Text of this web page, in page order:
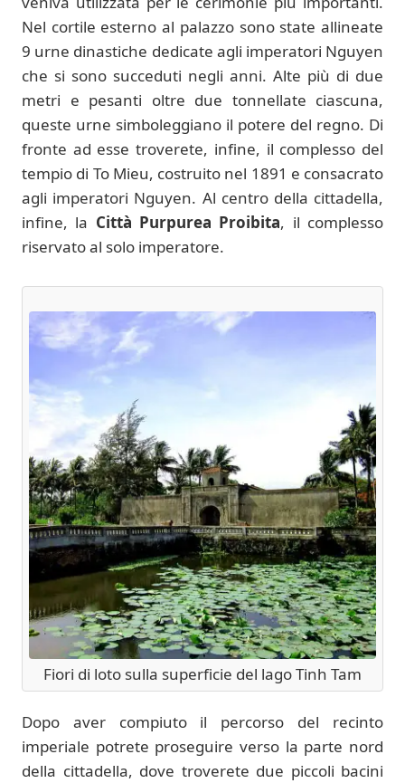
Nel cortile esterno al palazzo sono state allineate
9 urne dinastiche dedicate agli imperatori Nguyen
che si sono succeduti negli anni. Alte più di due
metri e pesanti oltre due tonnellate ciascuna,
queste urne simboleggiano il potere del regno. Di
fronte ad esse troverete, infine, il complesso del
tempio di To Mieu, costruito nel 1891 e consacrato
agli imperatori Nguyen. Al centro della cittadella,
infine, la Città Purpurea Proibita, il complesso
riservato al solo imperatore.
Fiori di loto sulla superficie del lago Tinh Tam
Dopo aver compiuto il percorso del recinto
imperiale potrete proseguire verso la parte nord
della cittadella, dove troverete due piccoli bacini